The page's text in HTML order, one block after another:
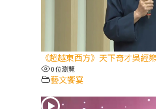
《超越東西方》天下奇才吳經
0 位瀏覽
藝文饗宴